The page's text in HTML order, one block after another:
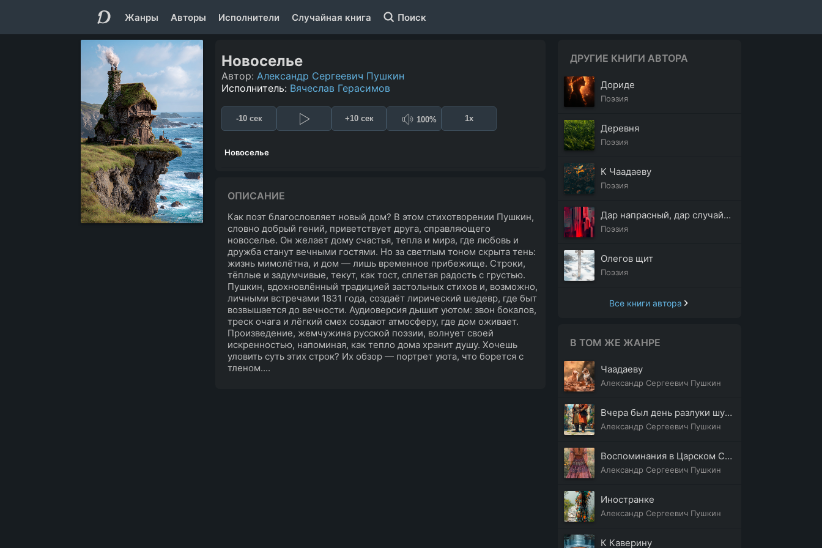
Жанры Авторы Исполнители Случайная книга Поиск
Новоселье
Автор: Александр Сергеевич Пушкин
Исполнитель: Вячеслав Герасимов
-10 сек +10 сек 100% 1x
Новоселье
ОПИСАНИЕ
Как поэт благословляет новый дом? В этом стихотворении Пушкин,
словно добрый гений, приветствует друга, справляющего
новоселье. Он желает дому счастья, тепла и мира, где любовь и
дружба станут вечными гостями. Но за светлым тоном скрыта тень:
жизнь мимолётна, и дом — лишь временное прибежище. Строки,
тёплые и задумчивые, текут, как тост, сплетая радость с грустью.
Пушкин, вдохновлённый традицией застольных стихов и, возможно,
личными встречами 1831 года, создаёт лирический шедевр, где быт
возвышается до вечности. Аудиоверсия дышит уютом: звон бокалов,
треск очага и лёгкий смех создают атмосферу, где дом оживает.
Произведение, жемчужина русской поэзии, волнует своей
искренностью, напоминая, как тепло дома хранит душу. Хочешь
уловить суть этих строк? Их обзор — портрет уюта, что борется с
тленом....
ДРУГИЕ КНИГИ АВТОРА
Дориде
Поэзия
Деревня
Поэзия
К Чаадаеву
Поэзия
Дар напрасный, дар случайный
Поэзия
Олегов щит
Поэзия
Все книги автора
В ТОМ ЖЕ ЖАНРЕ
Чаадаеву
Александр Сергеевич Пушкин
Вчера был день разлуки шумной
Александр Сергеевич Пушкин
Воспоминания в Царском Селе
Александр Сергеевич Пушкин
Иностранке
Александр Сергеевич Пушкин
К Каверину